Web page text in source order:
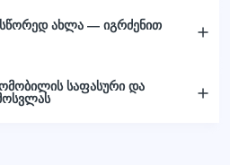
სწორედ ახლა — იგრძენით
საფასური და